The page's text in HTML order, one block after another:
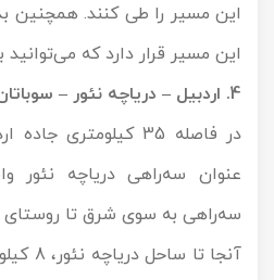
این مسیر را طی کنند. همچنین
این مسیر قرار دارد که
4. اردبیل – دریاچه نئور – سوباتان:
در فاصله 35 کیلومتری
عنوان سه‌راهی دریاچه
آنجا